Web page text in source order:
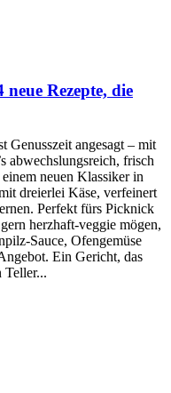
Rezepte, die
Genusszeit angesagt – mit
abwechslungsreich, frisch
neuen Klassiker in
dreierlei Käse, verfeinert
Perfekt fürs Picknick
herzhaft-veggie mögen,
Sauce, Ofengemüse
Ein Gericht, das
Teller...